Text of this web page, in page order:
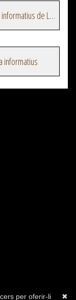
Veure més episodis del programa Butlletins informatius de La Xarxa
informatius
✖
per oferir-li